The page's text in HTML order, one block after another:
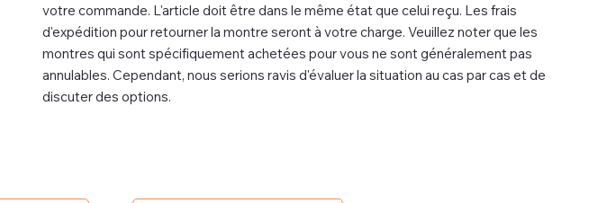
votre commande. L'article doit être dans le même état que celui reçu. Les frais
d'expédition pour retourner la montre seront à votre charge. Veuillez noter que les
montres qui sont spécifiquement achetées pour vous ne sont généralement pas
annulables. Cependant, nous serions ravis d'évaluer la situation au cas par cas et de
discuter des options.